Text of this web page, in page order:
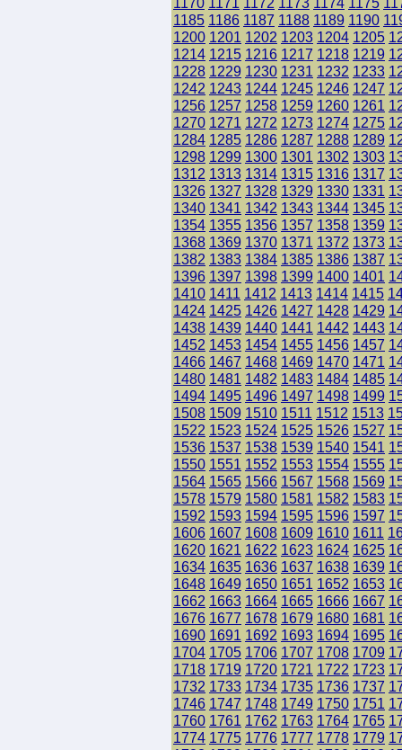
1185 1186 1187 1188 1189 1190
1200 1201 1202 1203 1204 1205
1214 1215 1216 1217 1218 1219
1228 1229 1230 1231 1232 1233
1242 1243 1244 1245 1246 1247
1256 1257 1258 1259 1260 1261
1270 1271 1272 1273 1274 1275
1284 1285 1286 1287 1288 1289
1298 1299 1300 1301 1302 1303
1312 1313 1314 1315 1316 1317
1326 1327 1328 1329 1330 1331
1340 1341 1342 1343 1344 1345
1354 1355 1356 1357 1358 1359
1368 1369 1370 1371 1372 1373
1382 1383 1384 1385 1386 1387
1396 1397 1398 1399 1400 1401
1410 1411 1412 1413 1414 1415
1424 1425 1426 1427 1428 1429
1438 1439 1440 1441 1442 1443
1452 1453 1454 1455 1456 1457
1466 1467 1468 1469 1470 1471
1480 1481 1482 1483 1484 1485
1494 1495 1496 1497 1498 1499
1508 1509 1510 1511 1512 1513
1522 1523 1524 1525 1526 1527
1536 1537 1538 1539 1540 1541
1550 1551 1552 1553 1554 1555
1564 1565 1566 1567 1568 1569
1578 1579 1580 1581 1582 1583
1592 1593 1594 1595 1596 1597
1606 1607 1608 1609 1610 1611
1620 1621 1622 1623 1624 1625
1634 1635 1636 1637 1638 1639
1648 1649 1650 1651 1652 1653
1662 1663 1664 1665 1666 1667
1676 1677 1678 1679 1680 1681
1690 1691 1692 1693 1694 1695
1704 1705 1706 1707 1708 1709
1718 1719 1720 1721 1722 1723
1732 1733 1734 1735 1736 1737
1746 1747 1748 1749 1750 1751
1760 1761 1762 1763 1764 1765
1774 1775 1776 1777 1778 1779